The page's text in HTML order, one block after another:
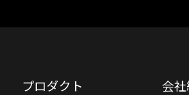
プロダクト
会